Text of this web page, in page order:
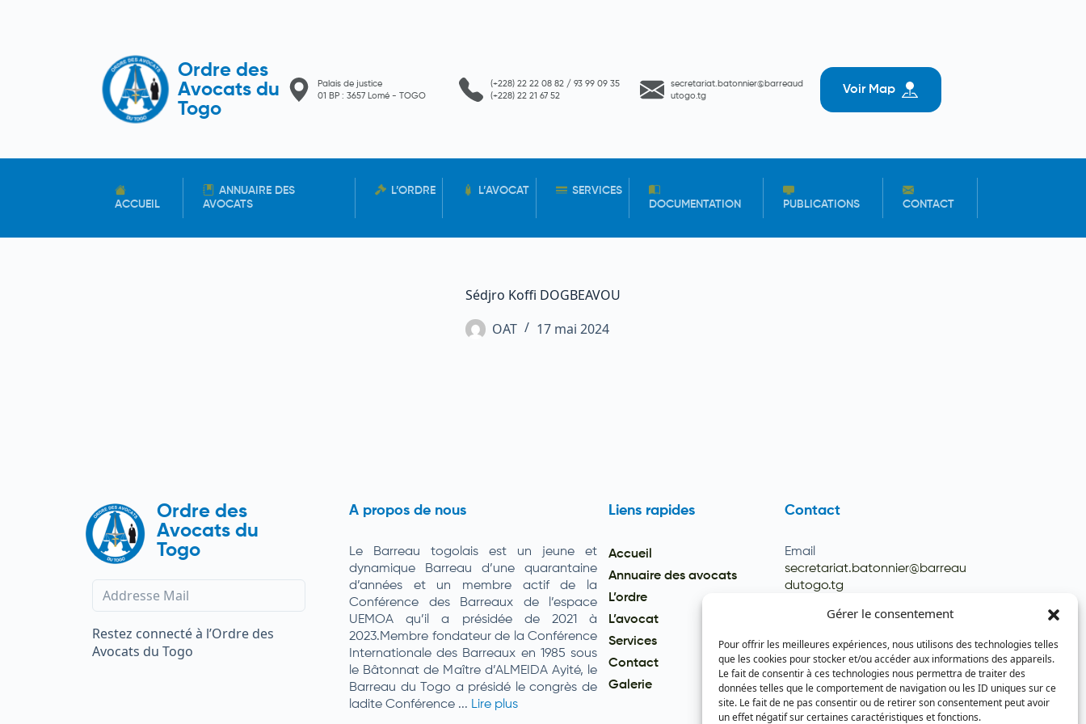
Gérer le consentement
Pour offrir les meilleures expériences, nous utilisons des technologies telles
que les cookies pour stocker et/ou accéder aux informations des appareils.
Le fait de consentir à ces technologies nous permettra de traiter des
données telles que le comportement de navigation ou les ID uniques sur ce
site. Le fait de ne pas consentir ou de retirer son consentement peut avoir
un effet négatif sur certaines caractéristiques et fonctions.
Ordre des
Avocats du
Togo
Palais de justice
01 BP : 3657 Lomé - TOGO
(+228) 22 22 08 82 / 93 99 09 35
(+228) 22 21 67 52
secretariat.batonnier@barreaud
utogo.tg
Voir Map
ACCUEIL
ANNUAIRE DES
AVOCATS
L’ORDRE L’AVOCAT
SERVICES
DOCUMENTATION
PUBLICATIONS CONTACT
Sédjro Koffi DOGBEAVOU
OAT
17 mai 2024
Ordre des
Avocats du
Togo
Restez connecté à l’Ordre des
Avocats du Togo
A propos de nous
Le Barreau togolais est un jeune et
dynamique Barreau d’une quarantaine
d’années et un membre actif de la
Conférence des Barreaux de l’espace
UEMOA qu’il a présidée de 2021 à
2023.Membre fondateur de la Conférence
Internationale des Barreaux en 1985 sous
le Bâtonnat de Maître d’ALMEIDA Ayité, le
Barreau du Togo a présidé le congrès de
ladite Conférence ... Lire plus
Liens rapides
Accueil
Annuaire des avocats
L’ordre
L’avocat
Services
Contact
Galerie
Contact
Email
secretariat.batonnier@barreau
dutogo.tg
Téléphone
(+228) 22 21 67 52